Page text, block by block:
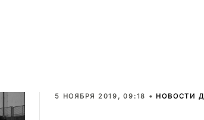
5 НОЯБРЯ 2019, 09:18 • НОВОСТИ